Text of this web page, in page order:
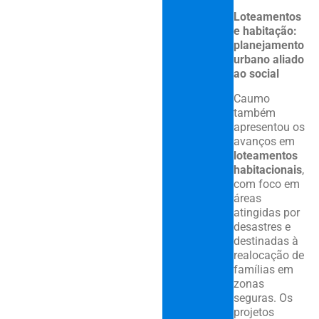
Loteamentos
e habitação:
planejamento
urbano aliado
ao social
Caumo
também
apresentou os
avanços em
loteamentos
habitacionais,
com foco em
áreas
atingidas por
desastres e
destinadas à
realocação de
famílias em
zonas
seguras. Os
projetos